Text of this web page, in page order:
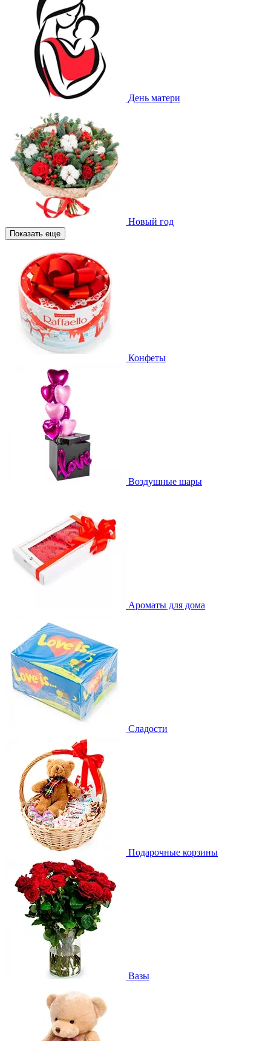
День матери
Новый год
Показать еще
Конфеты
Воздушные шары
Ароматы для дома
Сладости
Подарочные корзины
Вазы